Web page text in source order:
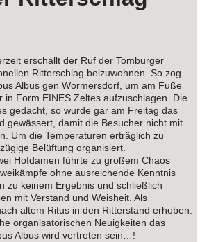
erschallt der Ruf der Tomburger
Ritterschlag beizuwohnen. So zog
Albus gen Wormersdorf, um am Fuße
in Form EINES Zeltes aufzuschlagen. Die
gedacht, so wurde gar am Freitag das
gewässert, damit die Besucher nicht mit
Um die Temperaturen erträglich zu
Belüftung organisiert.
Hofdamen führte zu großem Chaos
ohne ausreichende Kenntnis
zu keinem Ergebnis und schließlich
mit Verstand und Weisheit. Als
altem Ritus in den Ritterstand erhoben.
organisatorischen Neuigkeiten das
Albus wird vertreten sein…!